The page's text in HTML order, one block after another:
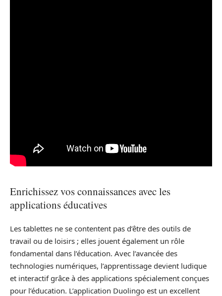
Enrichissez vos connaissances avec les
applications éducatives
Les tablettes ne se contentent pas d’être des outils de
travail ou de loisirs ; elles jouent également un rôle
fondamental dans l’éducation. Avec l’avancée des
technologies numériques, l’apprentissage devient ludique
et interactif grâce à des applications spécialement conçues
pour l’éducation. L’application Duolingo est un excellent